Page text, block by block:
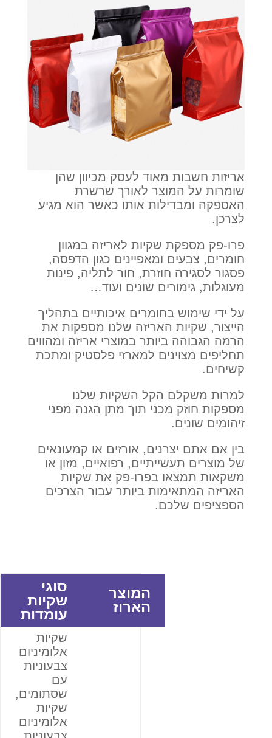
אריזות חשבות מאוד לעסק מכיוון שהן
שומרות על המוצר לאורך שרשרת
האספקה ומבדילות אותו כאשר הוא מגיע
לצרכן.
פרו-פק מספקת שקיות לאריזה במגוון
חומרים, צבעים ומאפיינים כגון הדפסה,
פסגור לסגירה חוזרת, חור לתליה, פינות
מעוגלות, גימורים שונים ועוד…
על ידי שימוש בחומרים איכותיים בתהליך
הייצור, שקיות האריזה שלנו מספקות את
הרמה הגבוהה ביותר במוצרי אריזה ומהווים
תחליפים מצוינים למארזי פלסטיק ומתכת
קשיחים.
למרות משקלם הקל השקיות שלנו
מספקות חוזק מכני תוך מתן הגנה מפני
זיהומים שונים.
בין אם אתם יצרנים, אורזים או קמעונאים
של מוצרים תעשייתיים, רפואיים, מזון או
משקאות תמצאו בפרו-פק את שקיות
האריזה המתאימות ביותר עבור הצרכים
הספציפים שלכם.
סוגי
שקיות
עומדות
המוצר
הארוז
שקיות
אלומיניום
צבעוניות
עם
שסתומים,
שקיות
אלומיניום